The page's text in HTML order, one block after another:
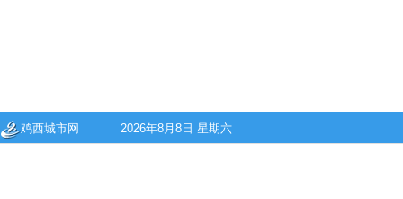
鸡西城市网 2026年8月8日 星期六